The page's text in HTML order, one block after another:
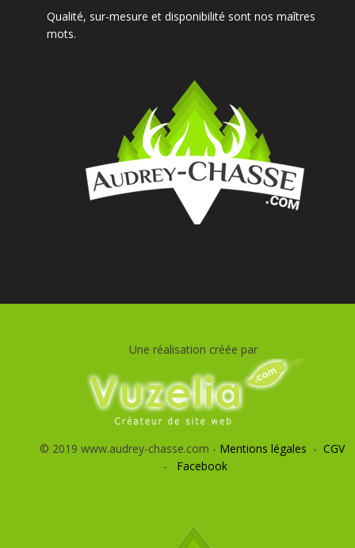
Qualité, sur-mesure et disponibilité sont nos maîtres
mots.
Une réalisation créée par
© 2019 www.audrey-chasse.com - Mentions légales - CGV
- Facebook